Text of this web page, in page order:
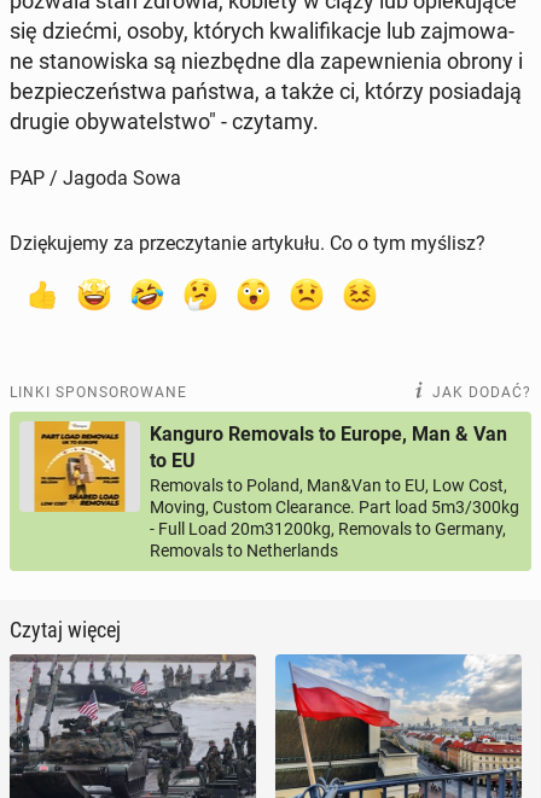
się dziećmi, osoby, których kwa­li­fi­ka­cje lub zaj­mo­wa­
ne sta­no­wi­ska są nie­zbęd­ne dla za­pew­nie­nia obrony i
bez­pie­czeń­stwa państwa, a także ci, którzy po­sia­da­ją
drugie oby­wa­tel­stwo" - czytamy.
PAP / Jagoda Sowa
Dziękujemy za przeczytanie artykułu. Co o tym myślisz?
LINKI SPONSOROWANE JAK DODAĆ?
Kanguro Removals to Europe, Man & Van
to EU
Removals to Poland, Man&Van to EU, Low Cost,
Moving, Custom Clearance. Part load 5m3/300kg
- Full Load 20m31200kg, Removals to Germany,
Removals to Netherlands
Czytaj więcej